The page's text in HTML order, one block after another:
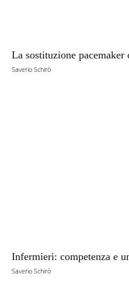
La sostituzione
Saverio Schirò
Infermieri: competenza e
Saverio Schirò